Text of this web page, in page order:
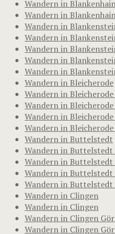
Wandern in
Wandern in
Wandern in
Wandern in
Wandern in
Wandern in
Wandern in
Wandern in Bleicherode
Wandern in
Wandern in
Wandern in
Wandern in
Wandern in Buttelstedt
Wandern in Buttelstedt
Wandern in
Wandern in Buttelstedt
Wandern in
Wandern in Clingen
Wandern in Clingen
Wandern in Clingen
Wandern in Clingen